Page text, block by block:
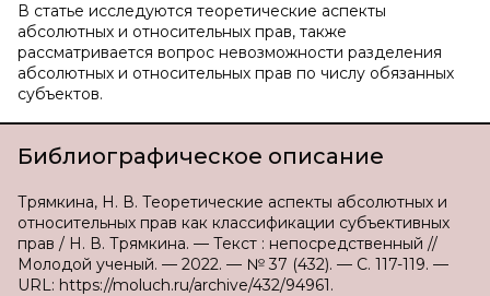
В статье исследуются теоретические аспекты
абсолютных и относительных прав, также
рассматривается вопрос невозможности разделения
абсолютных и относительных прав по числу обязанных
субъектов.
Библиографическое описание
Трямкина, Н. В. Теоретические аспекты абсолютных и
относительных прав как классификации субъективных
прав / Н. В. Трямкина. — Текст : непосредственный //
Молодой ученый. — 2022. — № 37 (432). — С. 117-119. —
URL: https://moluch.ru/archive/432/94961.